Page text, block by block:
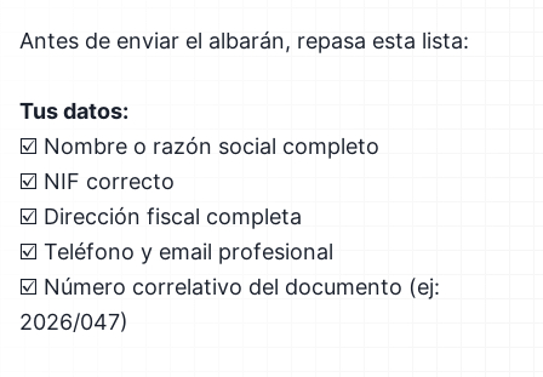
Antes de enviar el albarán, repasa esta lista:
Tus datos:
☑️ Nombre o razón social completo
☑️ NIF correcto
☑️ Dirección fiscal completa
☑️ Teléfono y email profesional
☑️ Número correlativo del documento (ej:
2026/047)